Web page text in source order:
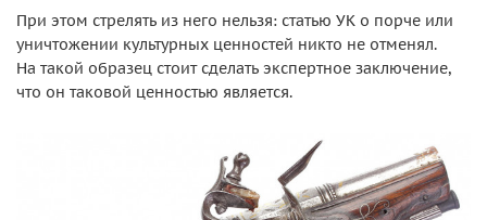
При этом стрелять из него нельзя: статью УК о порче или
уничтожении культурных ценностей никто не отменял.
На такой образец стоит сделать экспертное заключение,
что он таковой ценностью является.